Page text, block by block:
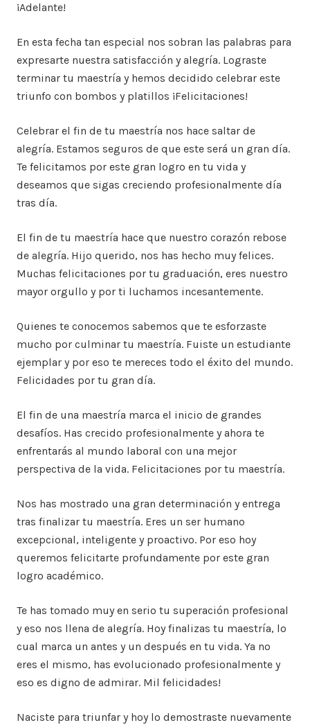
¡Adelante!
En esta fecha tan especial nos sobran las palabras para
expresarte nuestra satisfacción y alegría. Lograste
terminar tu maestría y hemos decidido celebrar este
triunfo con bombos y platillos ¡Felicitaciones!
Celebrar el fin de tu maestría nos hace saltar de
alegría. Estamos seguros de que este será un gran día.
Te felicitamos por este gran logro en tu vida y
deseamos que sigas creciendo profesionalmente día
tras día.
El fin de tu maestría hace que nuestro corazón rebose
de alegría. Hijo querido, nos has hecho muy felices.
Muchas felicitaciones por tu graduación, eres nuestro
mayor orgullo y por ti luchamos incesantemente.
Quienes te conocemos sabemos que te esforzaste
mucho por culminar tu maestría. Fuiste un estudiante
ejemplar y por eso te mereces todo el éxito del mundo.
Felicidades por tu gran día.
El fin de una maestría marca el inicio de grandes
desafíos. Has crecido profesionalmente y ahora te
enfrentarás al mundo laboral con una mejor
perspectiva de la vida. Felicitaciones por tu maestría.
Nos has mostrado una gran determinación y entrega
tras finalizar tu maestría. Eres un ser humano
excepcional, inteligente y proactivo. Por eso hoy
queremos felicitarte profundamente por este gran
logro académico.
Te has tomado muy en serio tu superación profesional
y eso nos llena de alegría. Hoy finalizas tu maestría, lo
cual marca un antes y un después en tu vida. Ya no
eres el mismo, has evolucionado profesionalmente y
eso es digno de admirar. Mil felicidades!
Naciste para triunfar y hoy lo demostraste nuevamente